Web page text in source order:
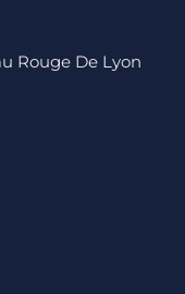
Rouge De Lyon